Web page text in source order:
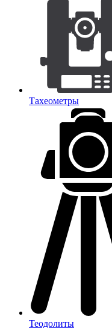
Тахеометры
Теодолиты